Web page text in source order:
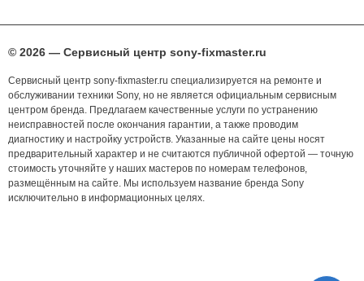
© 2026 — Сервисный центр sony-fixmaster.ru
Сервисный центр sony-fixmaster.ru специализируется на ремонте и
обслуживании техники Sony, но не является официальным сервисным
центром бренда. Предлагаем качественные услуги по устранению
неисправностей после окончания гарантии, а также проводим
диагностику и настройку устройств. Указанные на сайте цены носят
предварительный характер и не считаются публичной офертой — точную
стоимость уточняйте у наших мастеров по номерам телефонов,
размещённым на сайте. Мы используем название бренда Sony
исключительно в информационных целях.